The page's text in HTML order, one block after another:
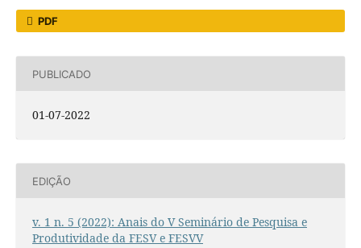
PDF
PUBLICADO
01-07-2022
EDIÇÃO
v. 1 n. 5 (2022): Anais do V Seminário de Pesquisa e
Produtividade da FESV e FESVV